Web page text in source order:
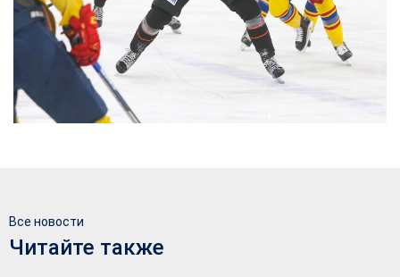
Все новости
Читайте также